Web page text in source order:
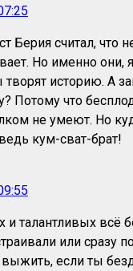
Берия считал, что
Но именно они,
творят историю. А
Потому что
не умеют. Но
кум-сват-брат!
и талантливых всё
или сразу
выжить, если ты